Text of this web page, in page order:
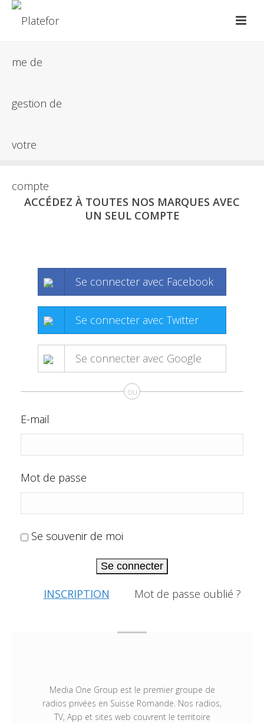
ACCÉDEZ À TOUTES NOS MARQUES AVEC
UN SEUL COMPTE
Se connecter avec Facebook
Se connecter avec Twitter
Se connecter avec Google
ou
E-mail
Mot de passe
Se souvenir de moi
Se connecter
INSCRIPTION Mot de passe oublié ?
Media One Group est le premier groupe de
radios privées en Suisse Romande. Nos radios,
TV, App et sites web couvrent le territoire